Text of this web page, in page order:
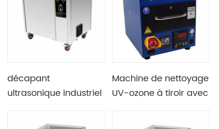
décapant
ultrasonique industriel
108L 1500W
Machine de nettoyage
UV-ozone à tiroir avec
et de contrôle de la